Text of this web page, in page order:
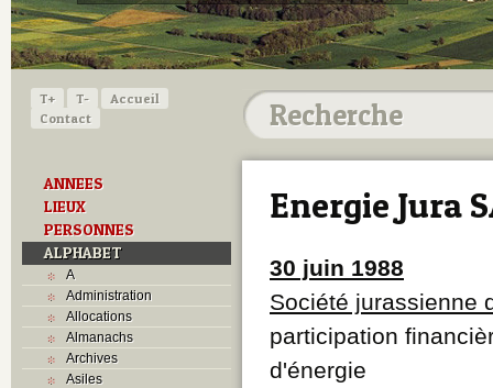
T+ T-
Accueil
Contact
ANNEES
LIEUX
PERSONNES
ALPHABET
A
Administration
Allocations
Almanachs
Archives
Asiles
Energie Jura
30 juin 1988
Société jurassienne
participation
d'énergie